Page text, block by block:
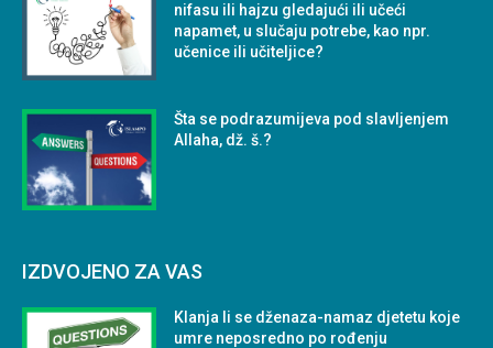
nifasu ili hajzu gledajući ili učeći
napamet, u slučaju potrebe, kao npr.
učenice ili učiteljice?
Šta se podrazumijeva pod slavljenjem
Allaha, dž. š.?
IZDVOJENO ZA VAS
Klanja li se dženaza-namaz djetetu koje
umre neposredno po rođenju